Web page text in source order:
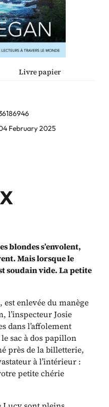
Livre papier
February 2025
blondes s’envolent,
Mais lorsque le
soudain vide. La petite
est enlevée du manège
l’inspecteur Josie
dans l’affolement
sac à dos papillon
près de la billetterie,
à l’intérieur :
petite chérie